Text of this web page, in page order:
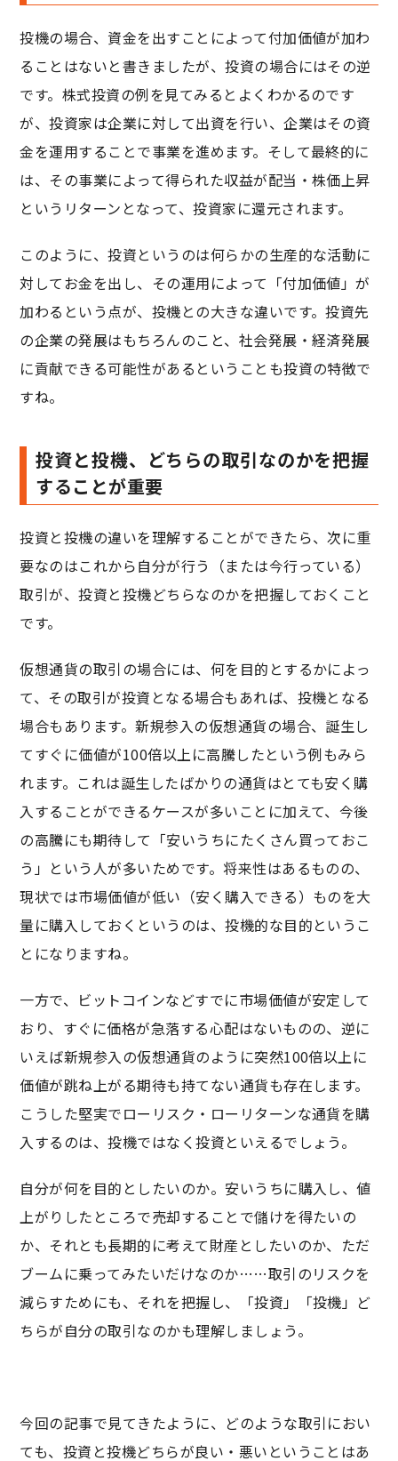
投機の場合、資金を出すことによって付加価値が加わ
ることはないと書きましたが、投資の場合にはその逆
です。株式投資の例を見てみるとよくわかるのです
が、投資家は企業に対して出資を行い、企業はその資
金を運用することで事業を進めます。そして最終的に
は、その事業によって得られた収益が配当・株価上昇
というリターンとなって、投資家に還元されます。
このように、投資というのは何らかの生産的な活動に
対してお金を出し、その運用によって「付加価値」が
加わるという点が、投機との大きな違いです。投資先
の企業の発展はもちろんのこと、社会発展・経済発展
に貢献できる可能性があるということも投資の特徴で
すね。
投資と投機、どちらの取引なのかを把握
することが重要
投資と投機の違いを理解することができたら、次に重
要なのはこれから自分が行う（または今行っている）
取引が、投資と投機どちらなのかを把握しておくこと
です。
仮想通貨の取引の場合には、何を目的とするかによっ
て、その取引が投資となる場合もあれば、投機となる
場合もあります。新規参入の仮想通貨の場合、誕生し
てすぐに価値が100倍以上に高騰したという例もみら
れます。これは誕生したばかりの通貨はとても安く購
入することができるケースが多いことに加えて、今後
の高騰にも期待して「安いうちにたくさん買っておこ
う」という人が多いためです。将来性はあるものの、
現状では市場価値が低い（安く購入できる）ものを大
量に購入しておくというのは、投機的な目的というこ
とになりますね。
一方で、ビットコインなどすでに市場価値が安定して
おり、すぐに価格が急落する心配はないものの、逆に
いえば新規参入の仮想通貨のように突然100倍以上に
価値が跳ね上がる期待も持てない通貨も存在します。
こうした堅実でローリスク・ローリターンな通貨を購
入するのは、投機ではなく投資といえるでしょう。
自分が何を目的としたいのか。安いうちに購入し、値
上がりしたところで売却することで儲けを得たいの
か、それとも長期的に考えて財産としたいのか、ただ
ブームに乗ってみたいだけなのか……取引のリスクを
減らすためにも、それを把握し、「投資」「投機」ど
ちらが自分の取引なのかも理解しましょう。
今回の記事で見てきたように、どのような取引におい
ても、投資と投機どちらが良い・悪いということはあ